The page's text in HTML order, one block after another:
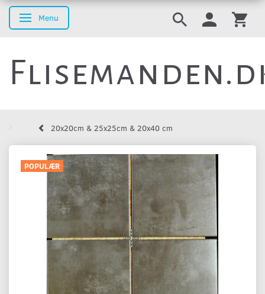
Skifte navigation
Menu
20x20cm & 25x25cm & 20x40 cm
POPULÆR